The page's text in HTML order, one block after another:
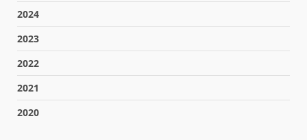
2024
2023
2022
2021
2020